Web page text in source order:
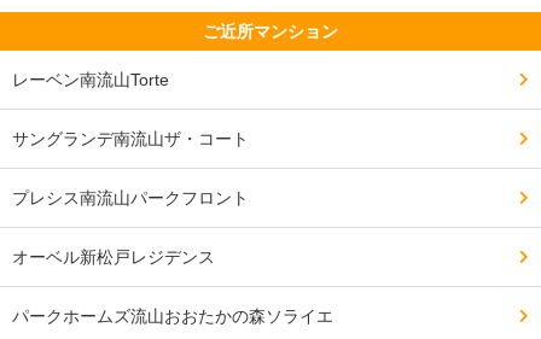
ご近所マンション
レーベン南流山Torte
サングランデ南流山ザ・コート
プレシス南流山パークフロント
オーベル新松戸レジデンス
パークホームズ流山おおたかの森ソライエ